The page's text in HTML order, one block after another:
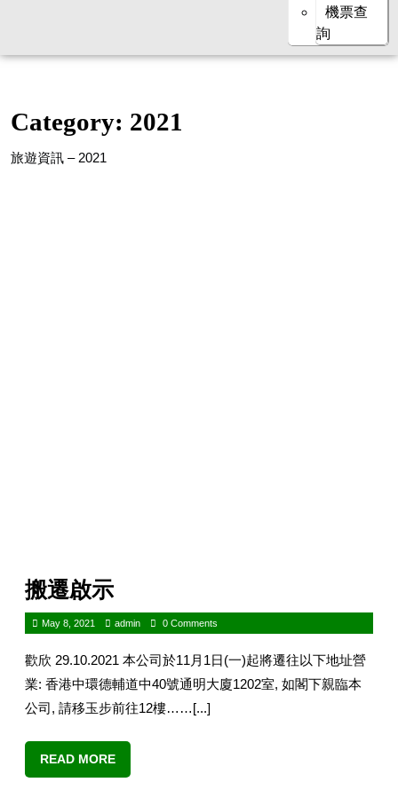
機票查
詢
Category: 2021
旅遊資訊 – 2021
搬遷啟示
May 8, 2021 admin 0 Comments
歡欣 29.10.2021 本公司於11月1日(一)起將遷往以下地址營
業: 香港中環德輔道中40號通明大廈1202室, 如閣下親臨本
公司, 請移玉步前往12樓……[...]
READ MORE